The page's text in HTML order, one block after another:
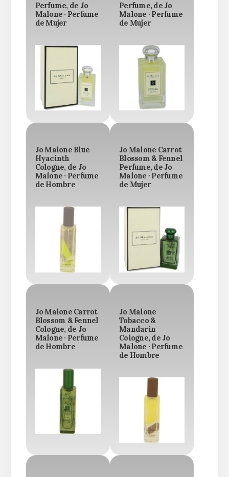
Perfume, de Jo
Malone · Perfume
de Mujer
Perfume, de Jo
Malone · Perfume
de Mujer
Jo Malone Blue
Hyacinth
Cologne, de Jo
Malone · Perfume
de Hombre
Jo Malone Carrot
Blossom & Fennel
Perfume, de Jo
Malone · Perfume
de Mujer
Jo Malone Carrot
Blossom & Fennel
Cologne, de Jo
Malone · Perfume
de Hombre
Jo Malone
Tobacco &
Mandarin
Cologne, de Jo
Malone · Perfume
de Hombre